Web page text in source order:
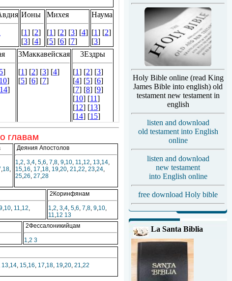
главам
,18,
Деяния Апостолов
1,2, 3,4, 5,6, 7,8, 9,10, 11,12, 13,14,
15,16, 17,18, 19,20, 21,22, 23,24,
25,26, 27,28
,10, 11,12,
2Коринфянам
1,2, 3,4, 5,6, 7,8, 9,10,
11,12 13
2Фессалоникийцам
1,2 3
13,14, 15,16, 17,18, 19,20, 21,22
Holy Bible online (read King
James Bible into english) old
testament new testament in
english
listen and download
old testament into English
online
listen and download
new testament
into English online
free download Holy bible
La Santa Biblia